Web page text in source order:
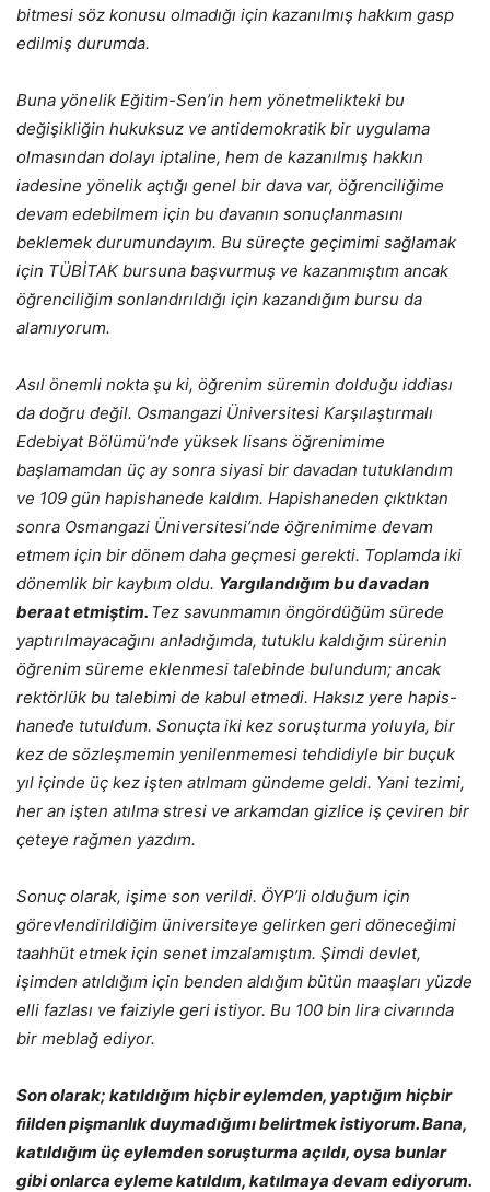
bitmesi söz konusu olmadığı için kazanılmış hakkım gasp
edilmiş durumda.
Buna yönelik Eğitim-Sen’in hem yönetmelikteki bu
değişikliğin hukuksuz ve antidemokratik bir uygulama
olmasından dolayı iptaline, hem de kazanılmış hakkın
iadesine yönelik açtığı genel bir dava var, öğrenciliğime
devam edebilmem için bu davanın sonuçlanmasını
beklemek durumundayım. Bu süreçte geçimimi sağlamak
için TÜBİTAK bursuna başvurmuş ve kazanmıştım ancak
öğrenciliğim sonlandırıldığı için kazandığım bursu da
alamıyorum.
Asıl önemli nokta şu ki, öğrenim süremin dolduğu iddiası
da doğru değil. Osmangazi Üniversitesi Karşılaştırmalı
Edebiyat Bölümü’nde yüksek lisans öğrenimime
başlamamdan üç ay sonra siyasi bir davadan tutuklandım
ve 109 gün hapishanede kaldım. Hapishaneden çıktıktan
sonra Osmangazi Üniversitesi’nde öğrenimime devam
etmem için bir dönem daha geçmesi gerekti. Toplamda iki
dönemlik bir kaybım oldu. Yargılandığım bu davadan
beraat etmiştim. Tez savunmamın öngördüğüm sürede
yaptırılmayacağını anladığımda, tutuklu kaldığım sürenin
öğrenim süreme eklenmesi talebinde bulundum; ancak
rektörlük bu talebimi de kabul etmedi. Haksız yere hapis-
hanede tutuldum. Sonuçta iki kez soruşturma yoluyla, bir
kez de sözleşmemin yenilenmemesi tehdidiyle bir buçuk
yıl içinde üç kez işten atılmam gündeme geldi. Yani tezimi,
her an işten atılma stresi ve arkamdan gizlice iş çeviren bir
çeteye rağmen yazdım.
Sonuç olarak, işime son verildi. ÖYP’li olduğum için
görevlendirildiğim üniversiteye gelirken geri döneceğimi
taahhüt etmek için senet imzalamıştım. Şimdi devlet,
işimden atıldığım için benden aldığım bütün maaşları yüzde
elli fazlası ve faiziyle geri istiyor. Bu 100 bin lira civarında
bir meblağ ediyor.
Son olarak; katıldığım hiçbir eylemden, yaptığım hiçbir
ﬁilden pişmanlık duymadığımı belirtmek istiyorum. Bana,
katıldığım üç eylemden soruşturma açıldı, oysa bunlar
gibi onlarca eyleme katıldım, katılmaya devam ediyorum.